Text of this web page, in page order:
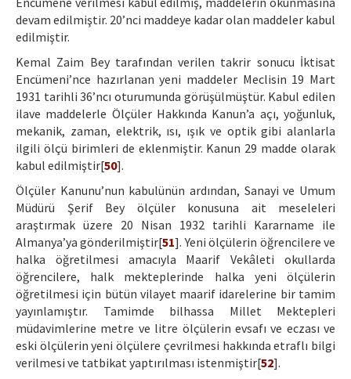
devam edilmiştir. 20’nci maddeye kadar olan maddeler kabul
edilmiştir.
Kemal Zaim Bey tarafından verilen takrir sonucu İktisat
Encümeni’nce hazırlanan yeni maddeler Meclisin 19 Mart
1931 tarihli 36’ncı oturumunda görüşülmüştür. Kabul edilen
ilave maddelerle Ölçüler Hakkında Kanun’a açı, yoğunluk,
mekanik, zaman, elektrik, ısı, ışık ve optik gibi alanlarla
ilgili ölçü birimleri de eklenmiştir. Kanun 29 madde olarak
kabul edilmiştir[50].
Ölçüler Kanunu’nun kabulünün ardından, Sanayi ve Umum
Müdürü Şerif Bey ölçüler konusuna ait meseleleri
araştırmak üzere 20 Nisan 1932 tarihli Kararname ile
Almanya’ya gönderilmiştir[51]. Yeni ölçülerin öğrencilere ve
halka öğretilmesi amacıyla Maarif Vekâleti okullarda
öğrencilere, halk mekteplerinde halka yeni ölçülerin
öğretilmesi için bütün vilayet maarif idarelerine bir tamim
yayınlamıştır. Tamimde bilhassa Millet Mektepleri
müdavimlerine metre ve litre ölçülerin evsafı ve eczası ve
eski ölçülerin yeni ölçülere çevrilmesi hakkında etraflı bilgi
verilmesi ve tatbikat yaptırılması istenmiştir[52].